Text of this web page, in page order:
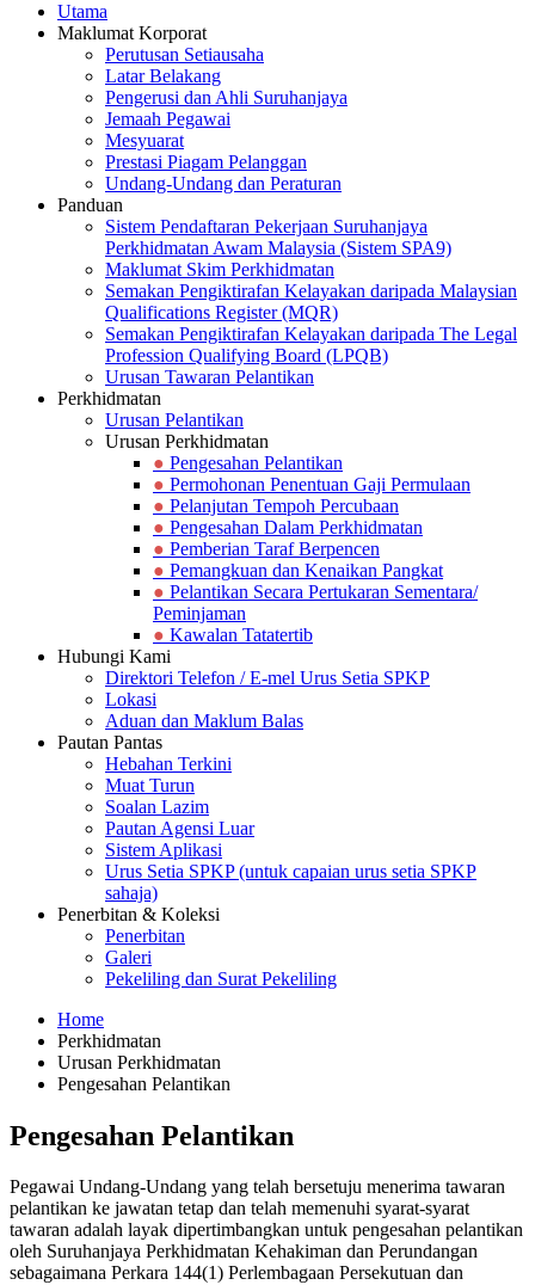
Utama
Maklumat Korporat
Perutusan Setiausaha
Latar Belakang
Pengerusi dan Ahli Suruhanjaya
Jemaah Pegawai
Mesyuarat
Prestasi Piagam Pelanggan
Undang-Undang dan Peraturan
Panduan
Sistem Pendaftaran Pekerjaan Suruhanjaya
Perkhidmatan Awam Malaysia (Sistem SPA9)
Maklumat Skim Perkhidmatan
Semakan Pengiktirafan Kelayakan daripada Malaysian
Qualifications Register (MQR)
Semakan Pengiktirafan Kelayakan daripada The Legal
Profession Qualifying Board (LPQB)
Urusan Tawaran Pelantikan
Perkhidmatan
Urusan Pelantikan
Urusan Perkhidmatan
● Pengesahan Pelantikan
● Permohonan Penentuan Gaji Permulaan
● Pelanjutan Tempoh Percubaan
● Pengesahan Dalam Perkhidmatan
● Pemberian Taraf Berpencen
● Pemangkuan dan Kenaikan Pangkat
● Pelantikan Secara Pertukaran Sementara/
Peminjaman
● Kawalan Tatatertib
Hubungi Kami
Direktori Telefon / E-mel Urus Setia SPKP
Lokasi
Aduan dan Maklum Balas
Pautan Pantas
Hebahan Terkini
Muat Turun
Soalan Lazim
Pautan Agensi Luar
Sistem Aplikasi
Urus Setia SPKP (untuk capaian urus setia SPKP
sahaja)
Penerbitan & Koleksi
Penerbitan
Galeri
Pekeliling dan Surat Pekeliling
Home
Perkhidmatan
Urusan Perkhidmatan
Pengesahan Pelantikan
Pengesahan Pelantikan
Pegawai Undang-Undang yang telah bersetuju menerima tawaran
pelantikan ke jawatan tetap dan telah memenuhi syarat-syarat
tawaran adalah layak dipertimbangkan untuk pengesahan pelantikan
oleh Suruhanjaya Perkhidmatan Kehakiman dan Perundangan
sebagaimana Perkara 144(1) Perlembagaan Persekutuan dan